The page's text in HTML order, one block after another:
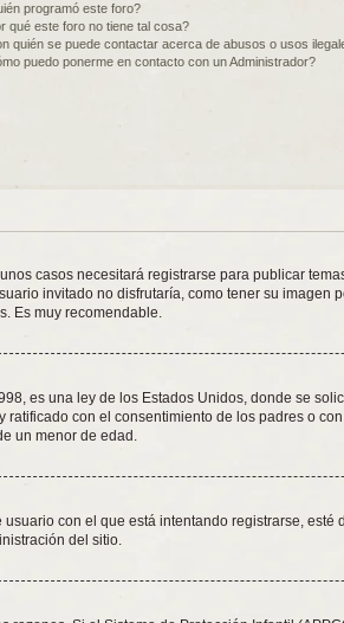
programó este foro?
qué este foro no tiene tal cosa?
quién se puede contactar acerca de abusos o usos
puedo ponerme en contacto con un Administrador?
casos necesitará registrarse para publicar
invitado no disfrutaría, como tener su imagen
Es muy recomendable.
es una ley de los Estados Unidos, donde se
con el consentimiento de los padres o
un menor de edad.
con el que está intentando registrarse, esté
del sitio.